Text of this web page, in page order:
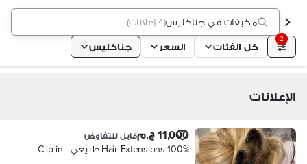
مكيفات في جناكليس(4 إعلانات )
2
كل الفئات السعر جناكليس
الإعلانات
11,000 ج.م قابل للتفاوض
Hair Extensions 100% طبيعي - Clip-in